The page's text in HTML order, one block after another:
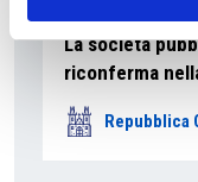
La società
riconferma
Repubblica